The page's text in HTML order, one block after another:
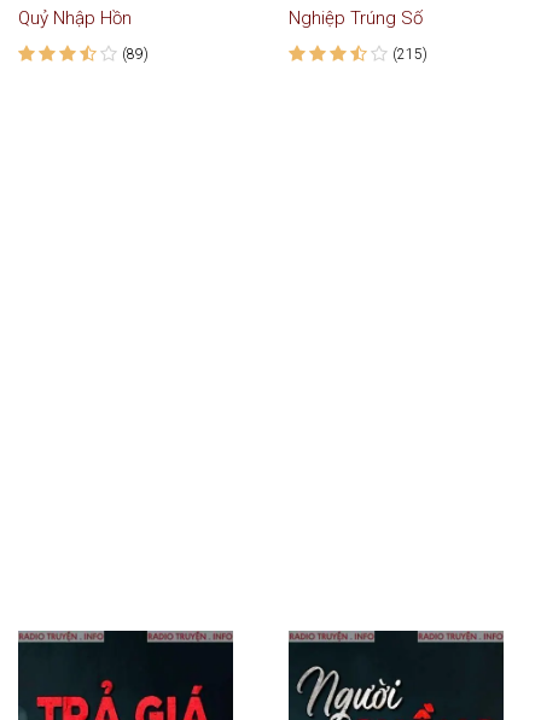
Quỷ Nhập Hồn
(89)
Nghiệp Trúng Số
(215)